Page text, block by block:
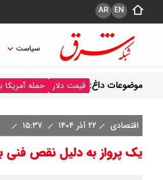
EN
AR
سیاست
موضوعات داغ: قیمت دلار حمله آمریکا
اقتصادی ۲۲ آذر ۱۴۰۴
یک پرواز به دلیل نقص فنی